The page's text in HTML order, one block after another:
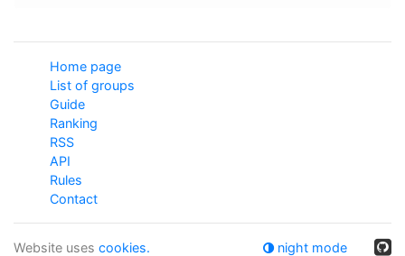
Home page
List of groups
Guide
Ranking
RSS
API
Rules
Contact
Website uses cookies. night mode